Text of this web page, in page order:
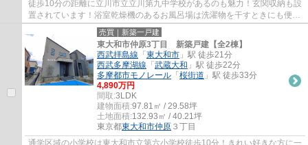
徒歩10分の距離に立川市立立川第九中学校があるのも魅力！玄関収納も設
置されています！浴室乾燥機のあるお風呂場は洗濯物を干すときにも便利
です！西武国分寺線鷹の台近辺にある戸建...
売買｜新築一戸建
東大和市仲原3丁目 新築戸建【全2棟】
西武拝島線 「 東大和市 」駅 徒歩21分
西武多摩湖線 「 武蔵大和 」駅 徒歩22分
多摩都市モノレール 「 桜街道 」駅 徒歩33分
4,890万円
間取:3LDK
建物面積:97.81㎡ / 29.58坪
土地面積:132.93㎡ / 40.21坪
東京都東大和市仲原 ３丁目